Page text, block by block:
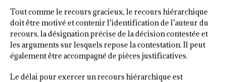
Tout comme le recours gracieux, le recours hiérarchique
doit être motivé et contenir l’identification de l’auteur du
recours, la désignation précise de la décision contestée et
les arguments sur lesquels repose la contestation. Il peut
également être accompagné de pièces justificatives.
Le délai pour exercer un recours hiérarchique est